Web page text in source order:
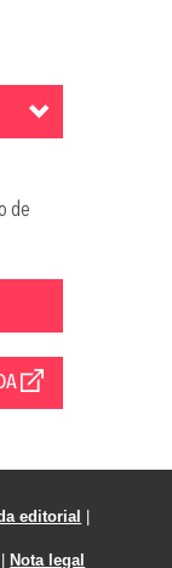
de
editorial |
|Nota legal